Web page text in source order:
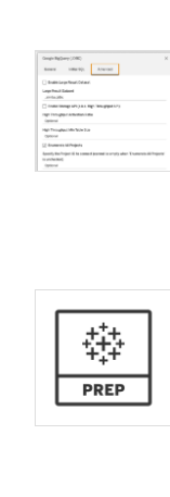
Pulse를 응용 프
관성을 유지하고
다.
Exchange
활한 통합과 유
Google
Connect